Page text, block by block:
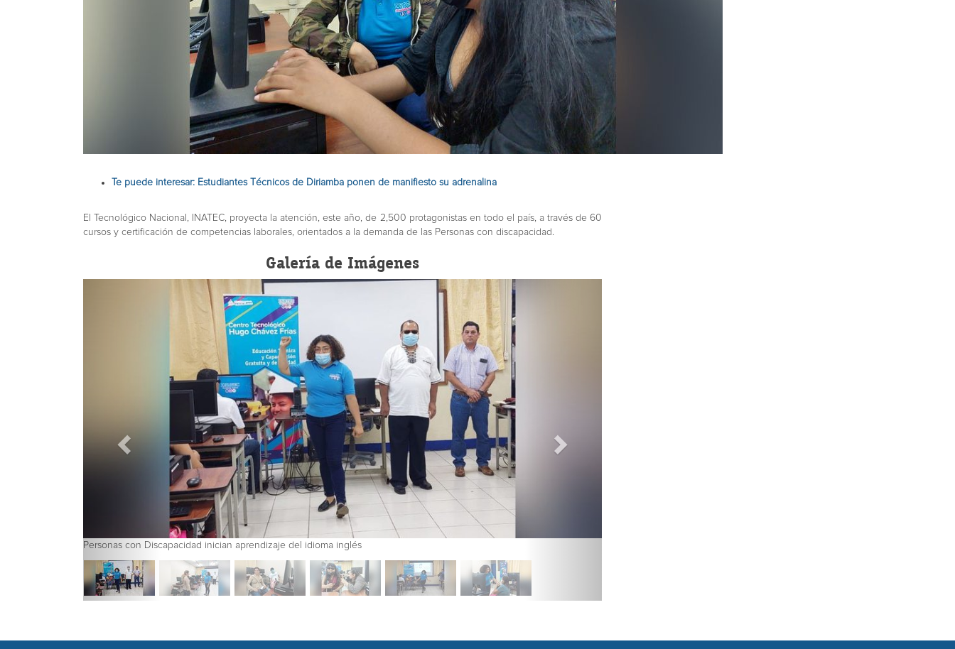
Te puede interesar: Estudiantes Técnicos de Diriamba ponen de manifiesto su adrenalina
El Tecnológico Nacional, INATEC, proyecta la atención, este año, de 2,500 protagonistas en todo el país, a través de 60
cursos y certificación de competencias laborales, orientados a la demanda de las Personas con discapacidad.
Galería de Imágenes
Personas con Discapacidad inician aprendizaje del idioma inglés